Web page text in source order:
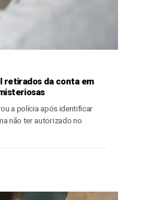
retirados da conta em
a polícia após identificar
não ter autorizado no